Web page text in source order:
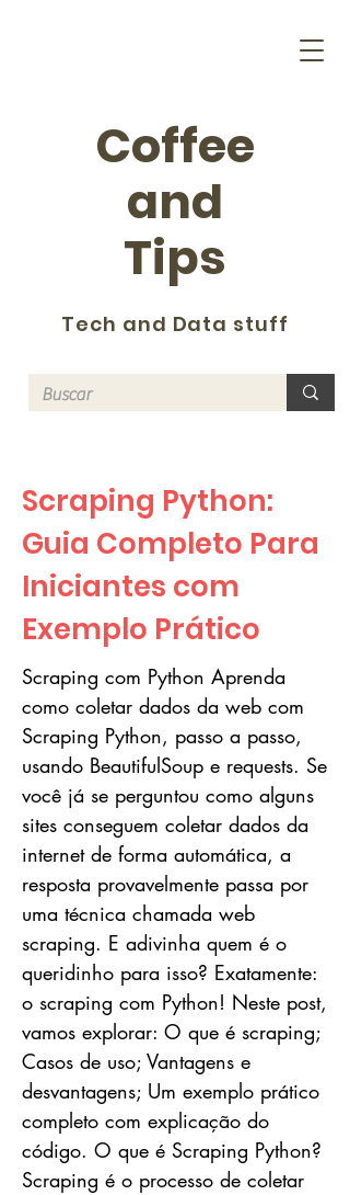
Coffee
and
Tips
Tech and Data stuff
Scraping Python:
Guia Completo Para
Iniciantes com
Exemplo Prático
Scraping com Python Aprenda
como coletar dados da web com
Scraping Python, passo a passo,
usando BeautifulSoup e requests. Se
você já se perguntou como alguns
sites conseguem coletar dados da
internet de forma automática, a
resposta provavelmente passa por
uma técnica chamada web
scraping. E adivinha quem é o
queridinho para isso? Exatamente:
o scraping com Python! Neste post,
vamos explorar: O que é scraping;
Casos de uso; Vantagens e
desvantagens; Um exemplo prático
completo com explicação do
código. O que é Scraping Python?
Scraping é o processo de coletar